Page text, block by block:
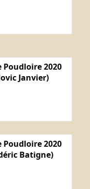
Poudloire 2020
Janvier)
Poudloire 2020
Batigne)